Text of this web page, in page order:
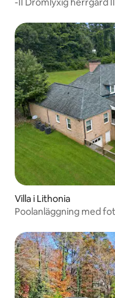
-II Drömlyxig herrgård
Villa i Lithonia
Poolanläggning med